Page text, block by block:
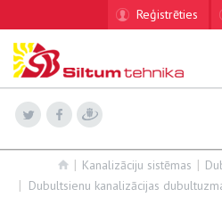
Reģistrēties
Kanalizāciju sistēmas
Dubultsienu kanalizācijas